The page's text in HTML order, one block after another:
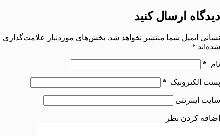
دیدگاه ارسال کنید
نشانی ایمیل شما منتشر نخواهد شد. بخش‌های موردنیاز علامت‌گذاری
شده‌اند *
نام *
پست الکترونیک *
سایت اینترنتی
اضافه کردن نظر